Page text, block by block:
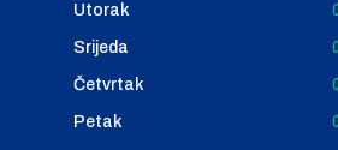
Utorak
Srijeda
Četvrtak
Petak